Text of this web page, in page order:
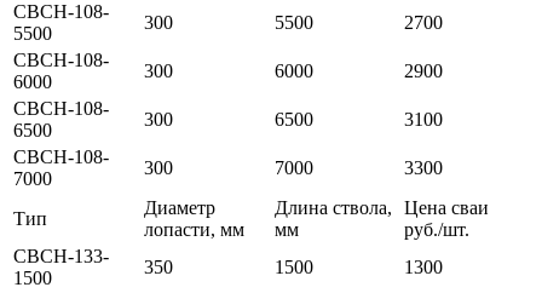
СВСН-108-
5500
300 5500
2700
СВСН-108-
6000
300 6000
2900
СВСН-108-
6500
300 6500
3100
СВСН-108-
7000
300 7000 3300
Тип
Диаметр
лопасти, мм
Длина ствола,
мм
Цена сваи
руб./шт.
СВСН-133-
1500
350 1500
1300